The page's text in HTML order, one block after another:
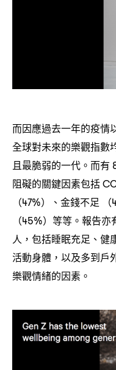
而因應過去一年的疫情
全球對未來的樂觀指數
且最脆弱的一代。而有
阻礙的關鍵因素包括
（47%） 、金錢不足
（45%） 等等。報告亦
人 ， 包括睡眠充足、健
活動身體 ， 以及多到戶
樂觀情緒的因素。